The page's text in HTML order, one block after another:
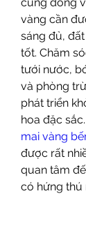
vàng cần
sáng đủ,
tốt. Chăm
tưới nước,
và phòng
phát triển
mai vàng
được rất
quan tâm
có hứng thú